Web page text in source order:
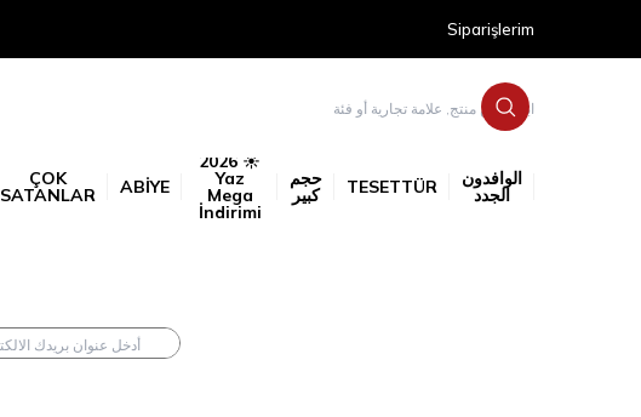
Siparişlerim
الوافدون
الجدد TESETTÜR حجم
كبير
☀️ 2026
Yaz
Mega
İndirimi
ABİYE
ÇOK
SATANLAR